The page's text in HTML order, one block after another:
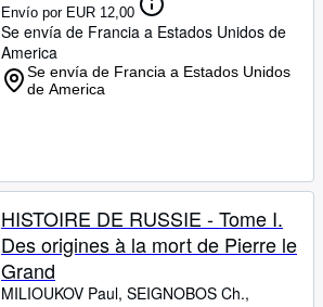
Envío por EUR 12,00
Se envía de Francia a Estados Unidos de
America
Se envía de Francia a Estados Unidos
de America
HISTOIRE DE RUSSIE - Tome I.
Des origines à la mort de Pierre le
Grand
MILIOUKOV Paul, SEIGNOBOS Ch.,